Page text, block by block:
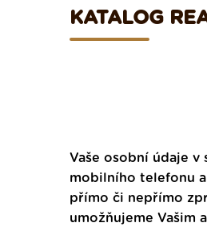
KATALOG
Vaše osobní údaje v
mobilního telefonu a
přímo či nepřímo
umožňujeme Vašim